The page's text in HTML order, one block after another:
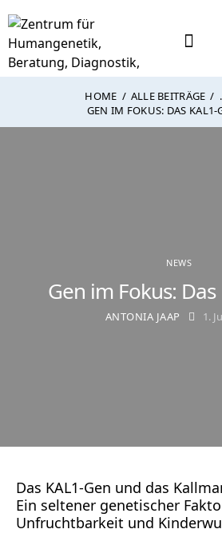
HOME ALLE BEITRÄGE
GEN IM FOKUS: DAS KAL1-
NEWS
Gen im Fokus: Das
ANTONIA JAAP 1.
Das KAL1-Gen und das
Ein seltener genetischer
Unfruchtbarkeit und